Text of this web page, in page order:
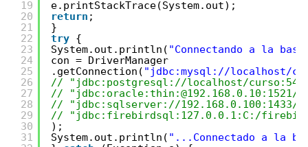
19
20
21
22
23
24
25
26
27
28
29
30
31
e.printStackTrace(System.out);
return ;
}
try {
System.out.println( "Connectando a la
con = DriverManager
.getConnection( "jdbc:mysql://localhost/
// "jdbc:postgresql://localhost/
// "jdbc:oracle:thin:@192.168.0.10:1521/
// "jdbc:sqlserver://192.168.0.100:1433/
// "jdbc:firebirdsql:127.0.0.1:C:/
);
System.out.println( "...Connectado a la